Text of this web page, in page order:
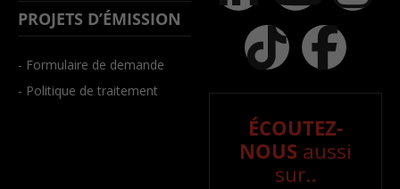
PROJETS D’ÉMISSION
- Formulaire de demande
- Politique de traitement
ÉCOUTEZ-
NOUS aussi
sur..